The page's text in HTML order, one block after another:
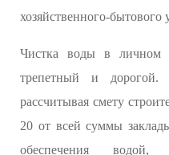
хозяйственного-бытового
Чистка воды в
трепетный и дорогой.
рассчитывая смету
20 от всей суммы
обеспечения